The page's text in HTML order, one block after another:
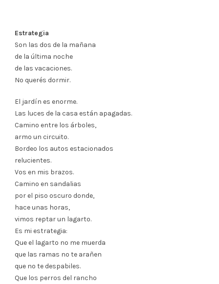
Estrategia
Son las dos de la mañana
de la última noche
de las vacaciones.
No querés dormir.
El jardín es enorme.
Las luces de la casa están apagadas.
Camino entre los árboles,
armo un circuito.
Bordeo los autos estacionados
relucientes.
Vos en mis brazos.
Camino en sandalias
por el piso oscuro donde,
hace unas horas,
vimos reptar un lagarto.
Es mi estrategia:
Que el lagarto no me muerda
que las ramas no te arañen
que no te despabiles.
Que los perros del rancho